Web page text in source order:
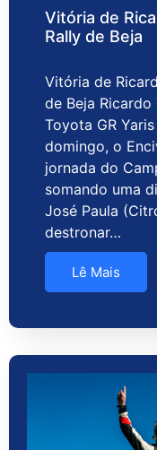
Vitória de
Rally de Beja
Vitória de
de Beja
Toyota GR
domingo, o
jornada do
somando uma
José Paula
destronar…
Lê Mais